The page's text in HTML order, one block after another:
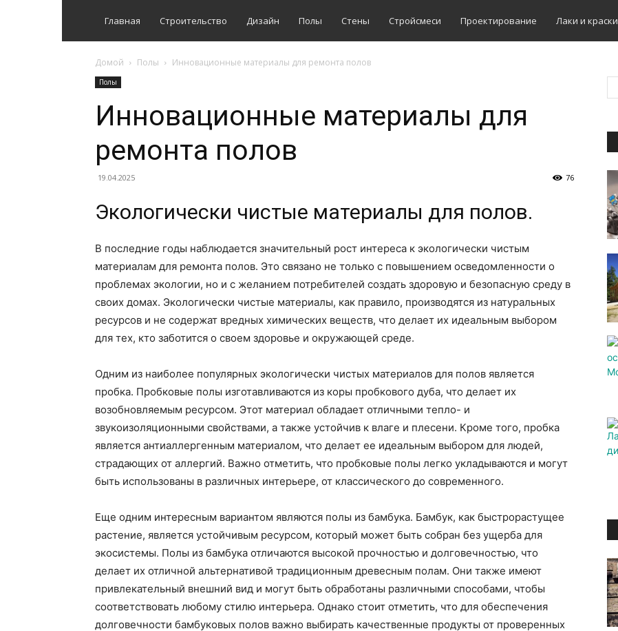
Главная Строительство Дизайн Полы Стены Стройсмеси Проектирование Лаки и краски
Домой Полы Инновационные материалы для ремонта полов
Полы
Инновационные материалы для
ремонта полов
19.04.2025 76
Экологически чистые материалы для полов.
В последние годы наблюдается значительный рост интереса к экологически чистым
материалам для ремонта полов. Это связано не только с повышением осведомленности о
проблемах экологии, но и с желанием потребителей создать здоровую и безопасную среду в
своих домах. Экологически чистые материалы, как правило, производятся из натуральных
ресурсов и не содержат вредных химических веществ, что делает их идеальным выбором
для тех, кто заботится о своем здоровье и окружающей среде.
Одним из наиболее популярных экологически чистых материалов для полов является
пробка. Пробковые полы изготавливаются из коры пробкового дуба, что делает их
возобновляемым ресурсом. Этот материал обладает отличными тепло- и
звукоизоляционными свойствами, а также устойчив к влаге и плесени. Кроме того, пробка
является антиаллергенным материалом, что делает ее идеальным выбором для людей,
страдающих от аллергий. Важно отметить, что пробковые полы легко укладываются и могут
быть использованы в различных интерьере, от классического до современного.
Еще одним интересным вариантом являются полы из бамбука. Бамбук, как быстрорастущее
растение, является устойчивым ресурсом, который может быть собран без ущерба для
экосистемы. Полы из бамбука отличаются высокой прочностью и долговечностью, что
делает их отличной альтернативой традиционным древесным полам. Они также имеют
привлекательный внешний вид и могут быть обработаны различными способами, чтобы
соответствовать любому стилю интерьера. Однако стоит отметить, что для обеспечения
долговечности бамбуковых полов важно выбирать качественные продукты от проверенных